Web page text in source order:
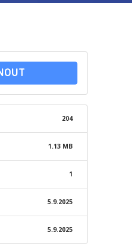
ZŠ
roku MŠ
204
1.13 MB
1
5.9.2025
5.9.2025